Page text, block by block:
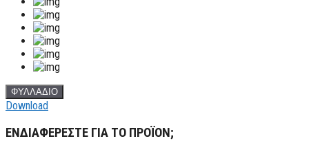
ΦΥΛΛΑΔΙΟ
Download
ΕΝΔΙΑΦΕΡΕΣΤΕ ΓΙΑ ΤΟ ΠΡΟΪΟΝ;